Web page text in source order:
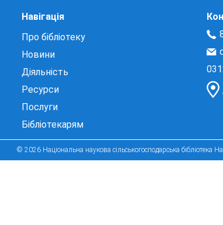
Навігація
Про бібліотеку
Новини
Діяльність
Ресурси
Послуги
Бібліотекарям
© 2026 Національна наукова сільськогосподарська бібліотека